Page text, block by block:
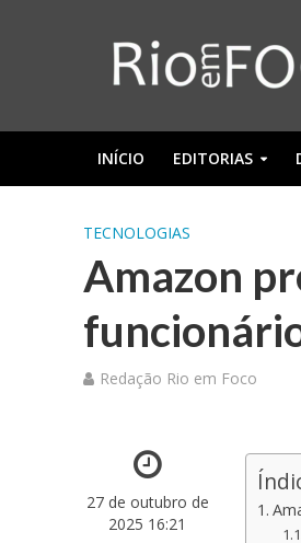
INÍCIO EDITORIAS
TECNOLOGIAS
Amazon
Redação Rio em Foco
27 de outubro de
2025 16:21